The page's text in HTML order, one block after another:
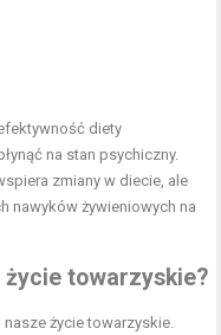
diety
na stan psychiczny.
zmiany w diecie, ale
nawyków żywieniowych na
życie towarzyskie?
życie towarzyskie.